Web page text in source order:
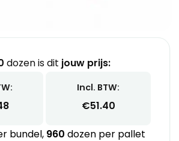
dozen is dit jouw prijs:
Incl. BTW:
€51.40
bundel, 960 dozen per pallet